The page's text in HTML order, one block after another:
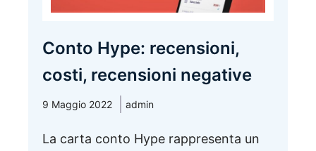
Conto Hype: recensioni,
costi, recensioni negative
9 Maggio 2022 admin
La carta conto Hype rappresenta un